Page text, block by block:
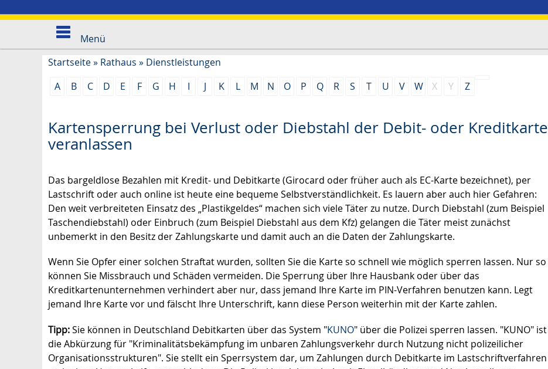
Menü
Startseite» Rathaus » Dienstleistungen
A
B C D E F G H I J K L M N O P Q R S T U V W X Y Z
Kartensperrung bei Verlust oder Diebstahl der Debit- oder Kreditkarte
veranlassen
Das bargeldlose Bezahlen mit Kredit- und Debitkarte (Girocard oder früher auch als EC-Karte bezeichnet), per
Lastschrift oder auch online ist heute eine bequeme Selbstverständlichkeit. Es lauern aber auch hier Gefahren:
Den weit verbreiteten Einsatz des „Plastikgeldes“ machen sich viele Täter zu nutze. Durch Diebstahl (zum Beispiel
Taschendiebstahl) oder Einbruch (zum Beispiel Diebstahl aus dem Kfz) gelangen die Täter meist zunächst
unbemerkt in den Besitz der Zahlungskarte und damit auch an die Daten der Zahlungskarte.
Wenn Sie Opfer einer solchen Straftat wurden, sollten Sie die Karte so schnell wie möglich sperren lassen. Nur so
können Sie Missbrauch und Schäden vermeiden. Die Sperrung über Ihre Hausbank oder über das
Kreditkartenunternehmen verhindert aber nur, dass jemand Ihre Karte im PIN-Verfahren benutzen kann. Legt
jemand Ihre Karte vor und fälscht Ihre Unterschrift, kann diese Person weiterhin mit der Karte zahlen.
Tipp:Sie können in Deutschland Debitkarten über das System "KUNO" über die Polizei sperren lassen. "KUNO" ist
die Abkürzung für "Kriminalitätsbekämpfung im unbaren Zahlungsverkehr durch Nutzung nicht polizeilicher
Organisationsstrukturen". Sie stellt ein Sperrsystem dar, um Zahlungen durch Debitkarte im Lastschriftverfahren